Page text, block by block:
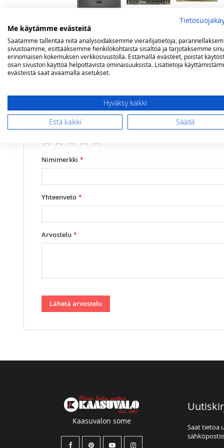
Lisätietoja
Lisätietoja
Mitat
Uunin tilavuus
72 litraa
Uunin lämpötila
Arvostelut
Lofra DolceVita upotettava 60 cm kaasu-
Arviosi
Rating
star
stars
stars
stars
stars
Nimimerkki
Yhteenveto
Arvostelu
Lähetä arvostelu
Kaasuvalon some
Saat tietoa
Me käytämme evästeitä
Saatamme tallentaa niitä analysoidaksemme vierailijatietoja,
sivustoamme, esittääksemme henkilökohtaista sisältöä ja tarjotaksemme
erinomaisen kokemuksen verkkosivustolla. Estämällä evästeet, poistat
osan sivuston käyttöä helpottavista ominaisuuksista. Lisätietoja
evästeistä saat avaamalla asetukset.
Hyväksy kaikki
Estä kaikki Säädä